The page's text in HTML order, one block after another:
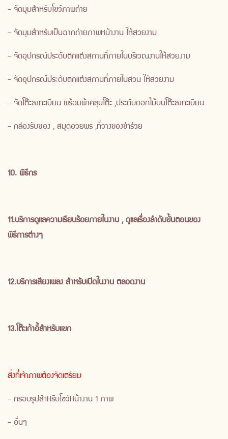
- จัดมุมสำหรับโชว์ภาพถ่าย
- จัดมุมสำหรับเป็นฉากถ่ายภาพหน้างาน ให้สวยงาม
- จัดอุปกรณ์ประดับตกแต่งสถานที่ภายในบริเวณงานให้สวยงาม
- จัดอุปกรณ์ประดับตกแต่งสถานที่ภายในสวน ให้สวยงาม
- จัดโต๊ะลงทะเบียน พร้อมผ้าคลุมโต๊ะ ,ประดับดอกไม้บนโต๊ะลงทะเบียน
- กล่องรับซอง , สมุดอวยพร ,ที่วางของชำร่วย
10. พิธีกร
11.บริการดูแลความเรียบร้อยภายในงาน , ดูแลเรื่องลำดับขั้นตอนของ
พิธีการต่างๆ
12.บริการเสียงเพลง สำหรับเปิดในงาน ตลอดงาน
13.โต๊ะเก้าอี้สำหรับแขก
สิ่งที่เจ้าภาพต้องจัดเตรียม
- กรอบรูปสำหรับโชว์หน้างาน 1 ภาพ
- อื่นๆ